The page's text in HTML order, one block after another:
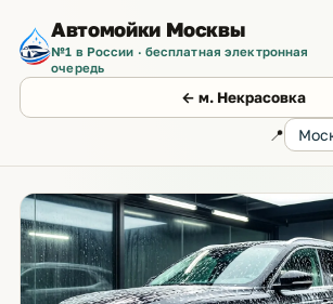
Автомойки Москвы
№1 в России · бесплатная электронная
очередь
← м. Некрасовка
📍